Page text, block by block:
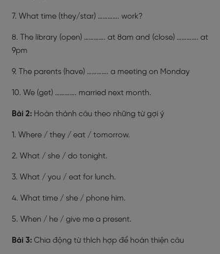
7. What time (they/star) …………. work?
8. The library (open) …………. at 8am and (close) …………. at
9pm
9. The parents (have) …………. a meeting on Monday
10. We (get) …………. married next month.
Bài 2: Hoàn thành câu theo những từ gợi ý
1. Where / they / eat / tomorrow.
2. What / she / do tonight.
3. What / you / eat for lunch.
4. What time / she / phone him.
5. When / he / give me a present.
Bài 3: Chia động từ thích hợp để hoàn thiện câu